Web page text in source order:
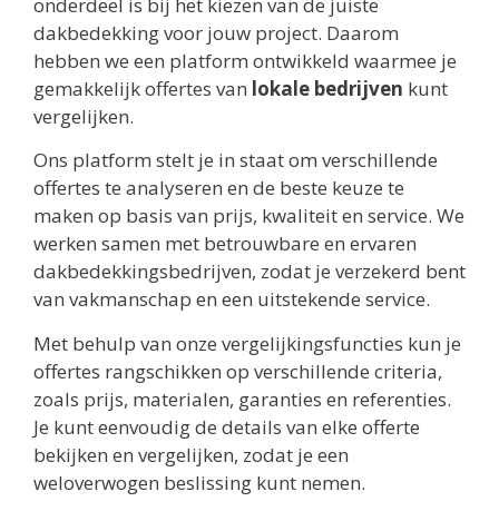
dakbedekking voor jouw project. Daarom
hebben we een platform ontwikkeld waarmee je
gemakkelijk offertes van lokale bedrijven kunt
vergelijken.
Ons platform stelt je in staat om verschillende
offertes te analyseren en de beste keuze te
maken op basis van prijs, kwaliteit en service. We
werken samen met betrouwbare en ervaren
dakbedekkingsbedrijven, zodat je verzekerd bent
van vakmanschap en een uitstekende service.
Met behulp van onze vergelijkingsfuncties kun je
offertes rangschikken op verschillende criteria,
zoals prijs, materialen, garanties en referenties.
Je kunt eenvoudig de details van elke offerte
bekijken en vergelijken, zodat je een
weloverwogen beslissing kunt nemen.